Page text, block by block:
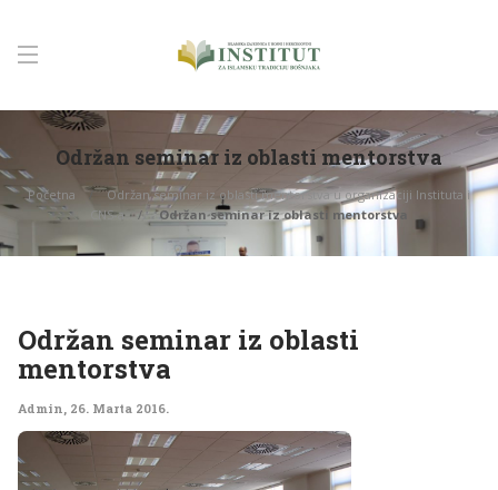
Održan seminar iz oblasti mentorstva
Početna
Održan seminar iz oblasti mentorstva u organizaciji Instituta i
CNS-a
Održan seminar iz oblasti mentorstva
Održan seminar iz oblasti
mentorstva
Admin, 26. Marta 2016.